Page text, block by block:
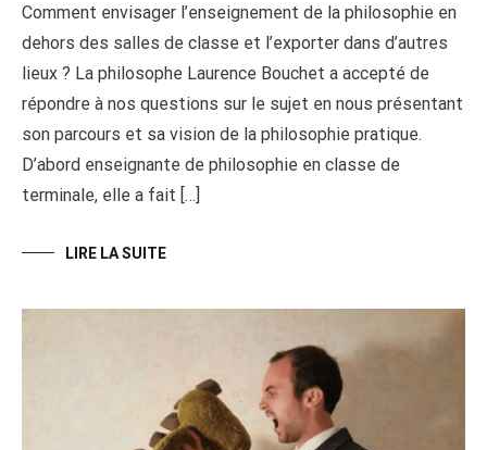
Comment envisager l’enseignement de la philosophie en
dehors des salles de classe et l’exporter dans d’autres
lieux ? La philosophe Laurence Bouchet a accepté de
répondre à nos questions sur le sujet en nous présentant
son parcours et sa vision de la philosophie pratique.
D’abord enseignante de philosophie en classe de
terminale, elle a fait […]
LIRE LA SUITE